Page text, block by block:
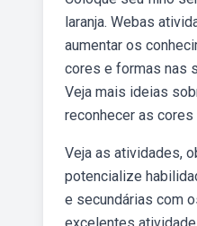
laranja. Webas
aumentar os
cores e formas nas
Veja mais ideias
reconhecer as
Veja as atividades,
potencialize
e secundárias com